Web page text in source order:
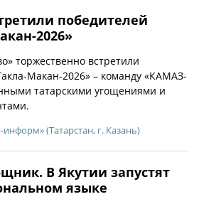
победителей
2026»
торжественно встретили
Макан-2026» – команду «КАМАЗ-
татарскими угощениями и
информ» (Татарстан, г. Казань)
В Якутии запустят
языке